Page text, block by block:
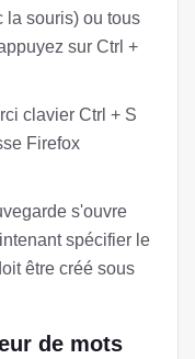
la souris) ou tous
sur Ctrl +
clavier Ctrl + S
Firefox
s'ouvre
spécifier le
être créé sous
de mots